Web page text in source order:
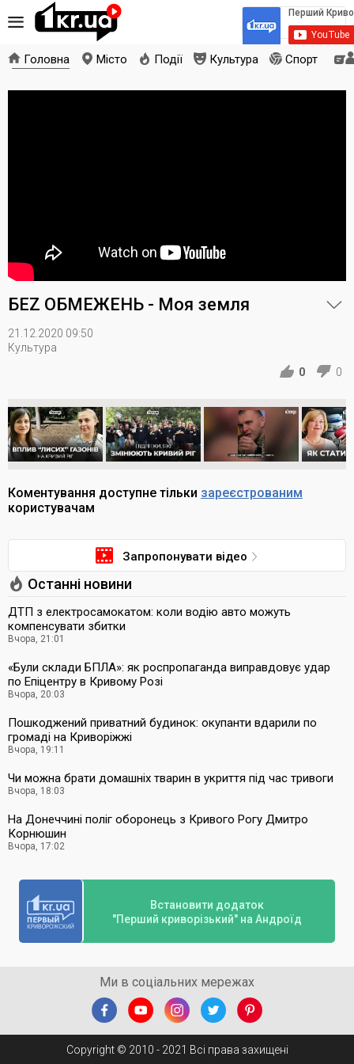
Головна Місто Події Культура Спорт
БЕZ ОБМЕЖЕНЬ - Моя земля
21.12.2020 09:50
Культура
0
0
Коментування доступне тільки зареєстрованим
користувачам
Запропонувати відео
Останні новини
ДТП з електросамокатом: коли водію авто можуть
компенсувати збитки
Вчора, 21:01
«Були склади БПЛА»: як роспропаганда виправдовує удар
по Епіцентру в Кривому Розі
Вчора, 20:03
Пошкоджений приватний будинок: окупанти вдарили по
громаді на Криворіжжі
Вчора, 19:11
Чи можна брати домашніх тварин в укриття під час тривоги
Вчора, 18:03
На Донеччині поліг оборонець з Кривого Рогу Дмитро
Корнюшин
Вчора, 17:02
Встановити додаток
"Перший криворізький" на Андроїд
Ми в соціальних мережах
Copyright © 2010 - 2021 Всі права захищені